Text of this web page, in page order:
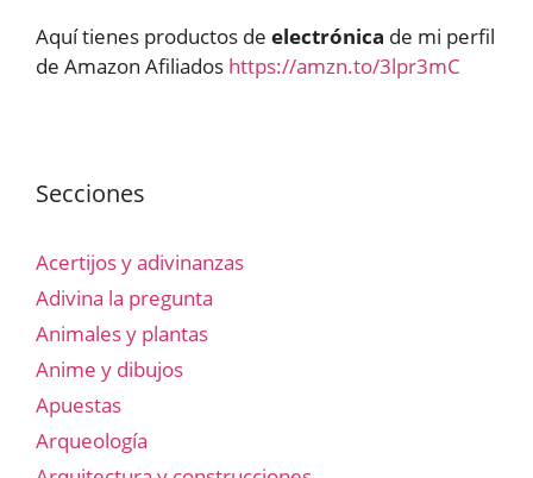
Aquí tienes productos de electrónica de mi perfil
de Amazon Afiliados https://amzn.to/3lpr3mC
Secciones
Acertijos y adivinanzas
Adivina la pregunta
Animales y plantas
Anime y dibujos
Apuestas
Arqueología